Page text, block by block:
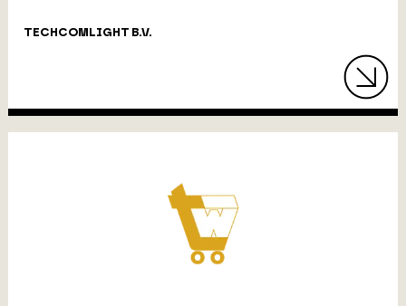
TECHCOMLIGHT B.V.